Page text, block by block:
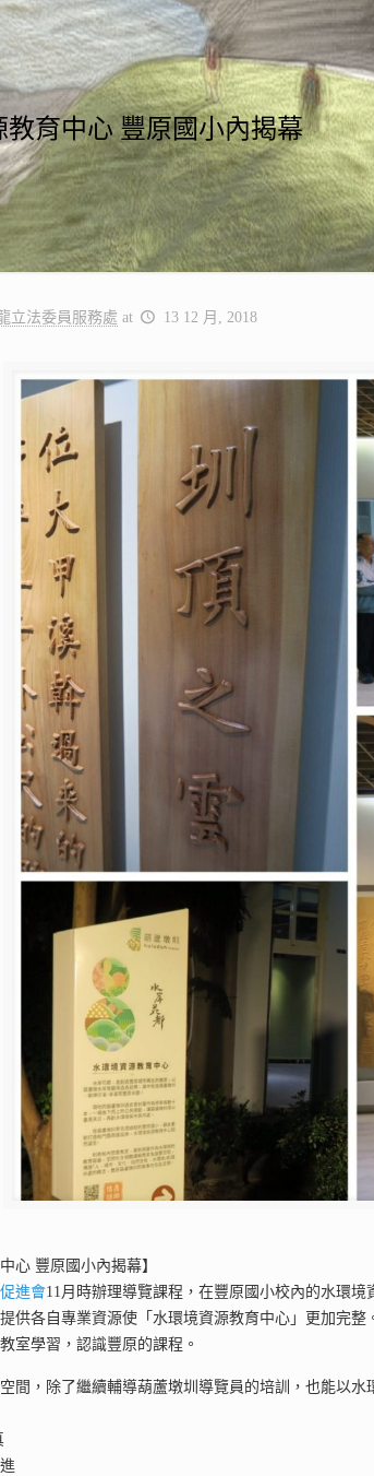
教育中心 豐原國小內揭幕
立法委員服務處 at 13 12 月, 2018
心 豐原國小內揭幕】
進會11月時辦理導覽課程，在豐原國小校內的水環
供各自專業資源使「水環境資源教育中心」更加完
室學習，認識豐原的課程。
間，除了繼續輔導葫蘆墩圳導覽員的培訓，也能以